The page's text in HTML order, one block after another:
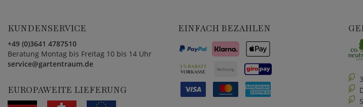
KUNDENSERVICE
+49 (0)3641 4787510
Beratung Montag bis Freitag 10 bis 14 Uhr
service@gartentraum.de
EUROPAWEITE LIEFERUNG
EINFACH BEZAHLEN